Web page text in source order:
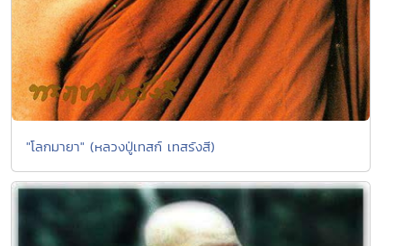
"โลกมายา" (หลวงปู่เทสก์ เทสรังสี)